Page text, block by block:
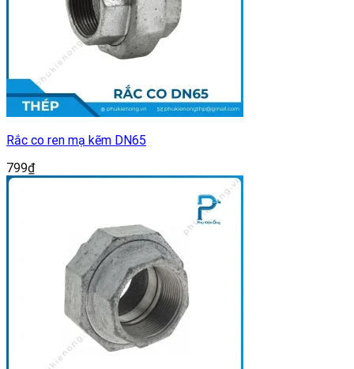
Rắc co ren mạ kẽm DN65
799₫